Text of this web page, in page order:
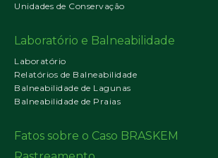
Unidades de Conservação
Laboratório e Balneabilidade
Laboratório
Relatórios de Balneabilidade
Balneabilidade de Lagunas
Balneabilidade de Praias
Fatos sobre o Caso BRASKEM